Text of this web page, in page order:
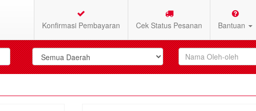
Konfirmasi Pembayaran Cek Status Pesanan Bantuan